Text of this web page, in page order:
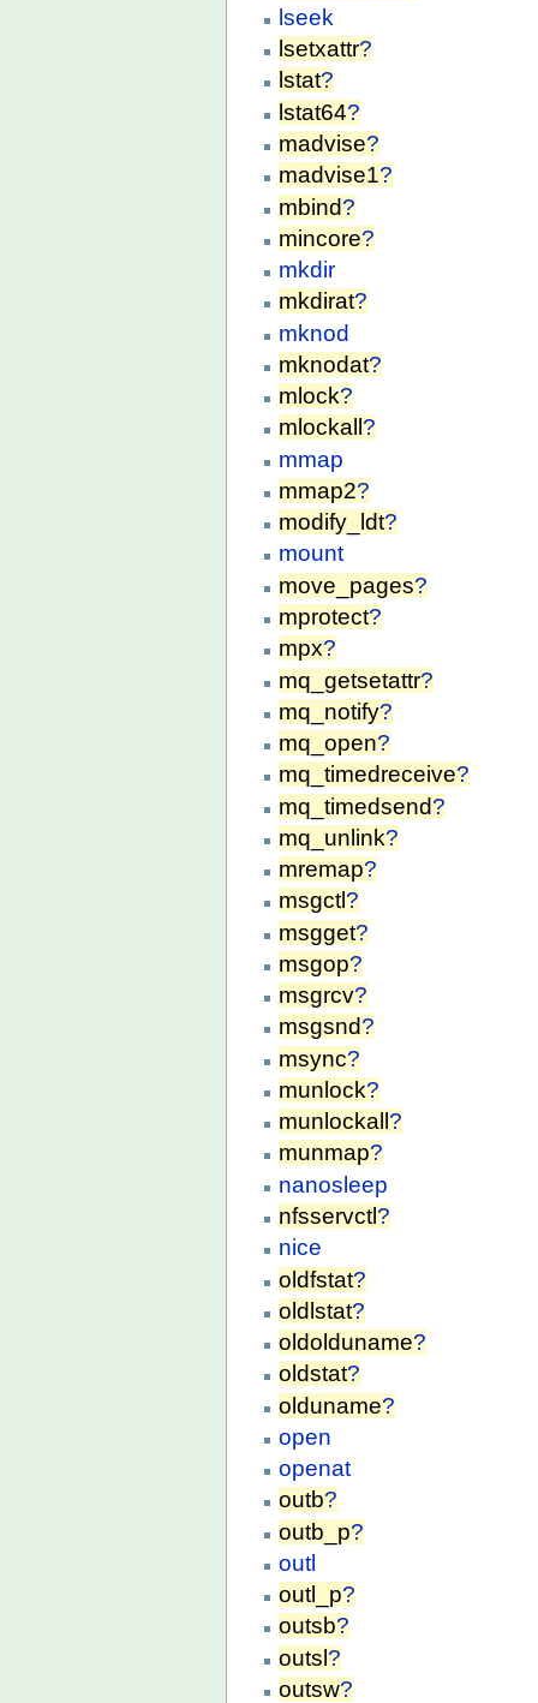
lseek
lsetxattr?
lstat?
lstat64?
madvise?
madvise1?
mbind?
mincore?
mkdir
mkdirat?
mknod
mknodat?
mlock?
mlockall ?
mmap
mmap2?
modify_ldt?
mount
move_pages?
mprotect?
mpx?
mq_getsetattr?
mq_notify?
mq_open?
mq_timedreceive?
mq_timedsend?
mq_unlink?
mremap?
msgctl?
msgget?
msgop?
msgrcv?
msgsnd?
msync?
munlock?
munlockall ?
munmap?
nanosleep
nfsservctl ?
nice
oldfstat?
oldlstat?
oldolduname?
oldstat?
olduname?
open
openat
outb?
outb_p?
outl
outl_p?
outsb?
outsl?
outsw?